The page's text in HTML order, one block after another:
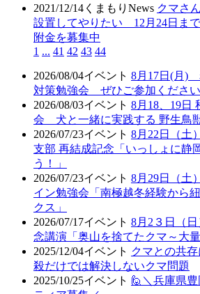
2021/12/14 くまもりNews クマさ
設置してやりたい 12月24日ま
附金を募集中
1 ... 41 42 43 44
2026/08/04イベント 8月17日(月)
対策勉強会 ぜひご参加くださ
2026/08/03イベント 8月18、19日
会 犬と一緒に実践する 野生鳥
2026/07/23イベント 8月22日（土
支部 再結成記念「いっしょに静
う！」
2026/07/23イベント 8月29日（土
イン勉強会「南極越冬経験から
クス」
2026/07/17イベント 8月2３日（
念講演「奥山を捨てたクマ～大
2025/12/04イベント クマとの共
殺だけでは解決しないクマ問題
2025/10/25イベント 🙋＼兵庫県